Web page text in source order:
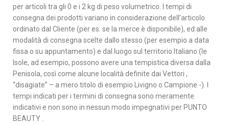
per articoli tra gli 0 e i 2 kg di peso volumetrico. I tempi di
consegna dei prodotti variano in considerazione dell’articolo
ordinato dal Cliente (per es. se la merce è disponibile), ed alle
modalità di consegna scelte dallo stesso (per esempio a data
fissa o su appuntamento) e dal luogo sul territorio Italiano (le
Isole, ad esempio, possono avere una tempistica diversa dalla
Penisola, così come alcune località definite dai Vettori ,
“disagiate” – a mero titolo di esempio Livigno o Campione -). I
tempi indicati per i termini di consegna sono meramente
indicativi e non sono in nessun modo impegnativi per PUNTO
BEAUTY .